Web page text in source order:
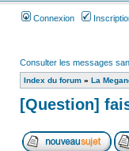
Connexion
Consulter les messages
Index du forum » La
[Question]